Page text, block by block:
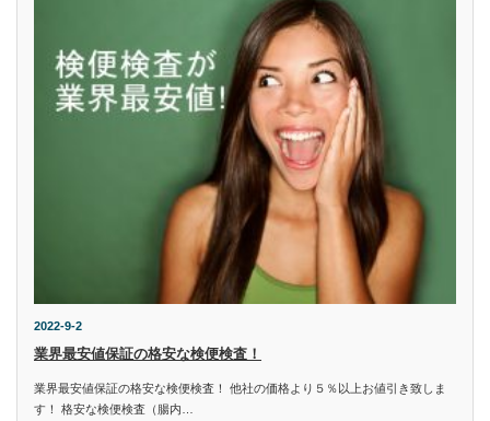
2022-9-2
業界最安値保証の格安な検便検査！
業界最安値保証の格安な検便検査！ 他社の価格より５％以上お値引き致しま
す！ 格安な検便検査（腸内…